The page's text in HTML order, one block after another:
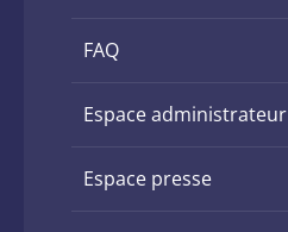
FAQ
Espace administrateur
Espace presse